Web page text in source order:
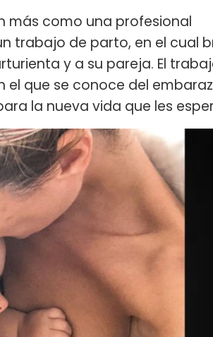
más como una profesional
trabajo de parto, en el cual
y a su pareja. El
que se conoce del
la nueva vida que les